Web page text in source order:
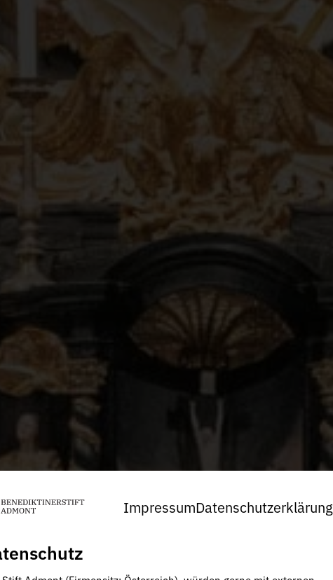
ImpressumDatenschutzerklärung